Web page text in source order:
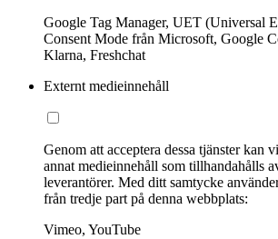
Google Tag Manager, UET (Universal
Consent Mode från Microsoft, Google
Klarna, Freshchat
Externt medieinnehåll
Genom att acceptera dessa tjänster kan
annat medieinnehåll som tillhandahålls
leverantörer. Med ditt samtycke
från tredje part på denna webbplats:
Vimeo, YouTube